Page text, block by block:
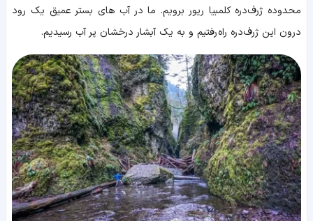
محدوده ژرف‌دره کلمبیا ریور برویم. ما در آب های بستر عمیق یک رود
درون این ژرف‌دره راه رفتیم و به یک آبشار درخشان پر آب رسیدیم.